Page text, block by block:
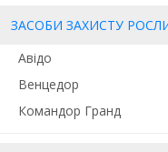
ЗАСОБИ ЗАХИСТУ
Авідо
Венцедор
Командор Гранд